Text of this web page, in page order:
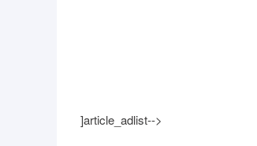
]article_adlist-->